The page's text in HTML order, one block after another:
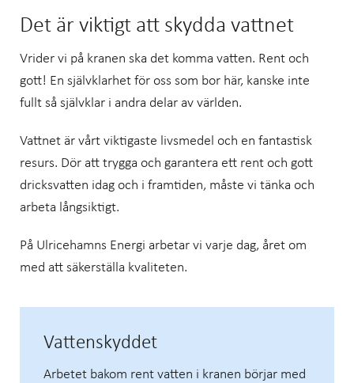
Det är viktigt att skydda vattnet
Vrider vi på kranen ska det komma vatten. Rent och
gott! En självklarhet för oss som bor här, kanske inte
fullt så självklar i andra delar av världen.
Vattnet är vårt viktigaste livsmedel och en fantastisk
resurs. Dör att trygga och garantera ett rent och gott
dricksvatten idag och i framtiden, måste vi tänka och
arbeta långsiktigt.
På Ulricehamns Energi arbetar vi varje dag, året om
med att säkerställa kvaliteten.
Vattenskyddet
Arbetet bakom rent vatten i kranen börjar med